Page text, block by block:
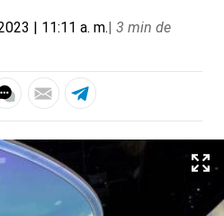
| 11:11 a. m.| 3 min de